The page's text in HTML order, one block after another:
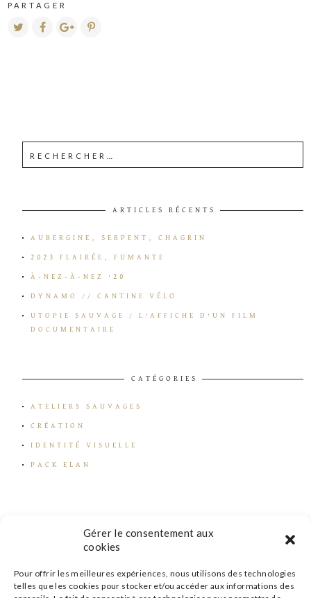
Gérer le consentement aux
cookies
Pour offrir les meilleures expériences, nous utilisons des technologies
telles que les cookies pour stocker et/ou accéder aux informations des
PARTAGER
ARTICLES RÉCENTS
AUBERGINE, SERPENT, CHAGRIN
2023 FLAIRÉE, FUMANTE
À-NEZ-À-NEZ ’20
DYNAMO // CANTINE VÉLO
UTOPIE SAUVAGE / L’AFFICHE D’UN FILM
DOCUMENTAIRE
CATÉGORIES
ATELIERS SAUVAGES
CRÉATION
IDENTITÉ VISUELLE
PACK ELAN